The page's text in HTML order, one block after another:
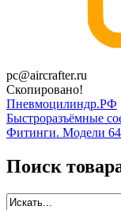
pc@aircrafter.ru
Скопировано!
Пневмоцилиндр.РФ
Быстроразъёмные
Фитинги. Модели
Поиск